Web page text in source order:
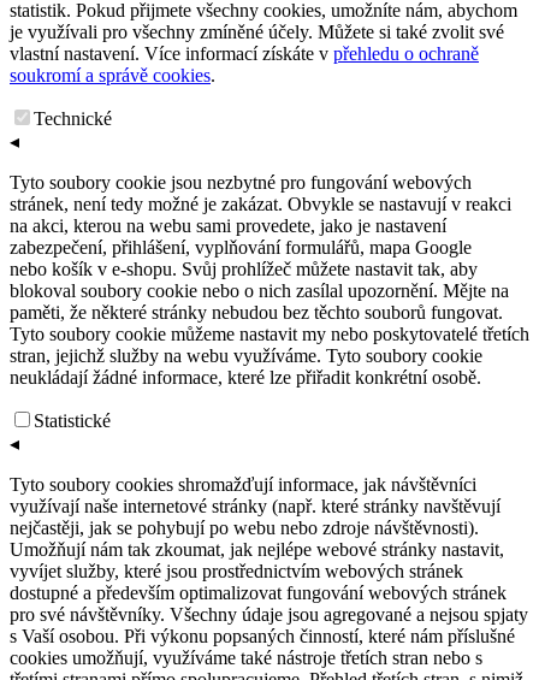
Facebook
Google
Copyright © 2026 Svářecí technika K-SVAR. Všechna práva
vyhrazena.
Administrace
Nastavení cookies
nim vám můžeme nabídnout personalizovaný obsah. Zároveň
můžeme rozvíjet naše webové stránky a služby na základě
statistik. Pokud přijmete všechny cookies, umožníte nám, abychom
je využívali pro všechny zmíněné účely. Můžete si také zvolit své
vlastní nastavení. Více informací získáte vpřehledu o ochraně
soukromí a správě cookies.
Technické
◂
stránek, není tedy možné je zakázat. Obvykle se nastavují v reakci
na akci, kterou na webu sami provedete, jako je nastavení
nebo košík v e-shopu. Svůj prohlížeč můžete nastavit tak, aby
blokoval soubory cookie nebo o nich zasílal upozornění. Mějte na
paměti, že některé stránky nebudou bez těchto souborů fungovat.
Tyto soubory cookie můžeme nastavit my nebo poskytovatelé třetích
stran, jejichž služby na webu využíváme. Tyto soubory cookie
neukládají žádné informace, které lze přiřadit konkrétní osobě.
Statistické
◂